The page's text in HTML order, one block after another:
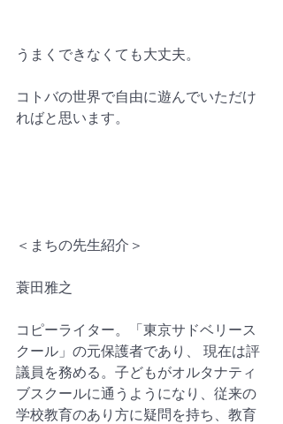
うまくできなくても大丈夫。
コトバの世界で自由に遊んでいただけ
ればと思います。
＜まちの先生紹介＞
蓑田雅之
コピーライター。「東京サドベリース
クール」の元保護者であり、 現在は評
議員を務める。子どもがオルタナティ
ブスクールに通うようになり、従来の
学校教育のあり方に疑問を持ち、教育